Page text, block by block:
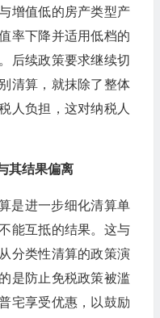
增值低的房产类型产
率下降并适用低档的
后续政策要求继续切
清算，就抹除了整体
人负担，这对纳税人
其结果偏离
是进一步细化清算单
能互抵的结果。这与
分类性清算的政策演
是防止免税政策被滥
宅享受优惠，以鼓励